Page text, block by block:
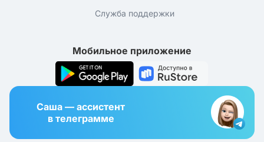
Служба поддержки
Мобильное приложение
Саша — ассистент
в телеграмме